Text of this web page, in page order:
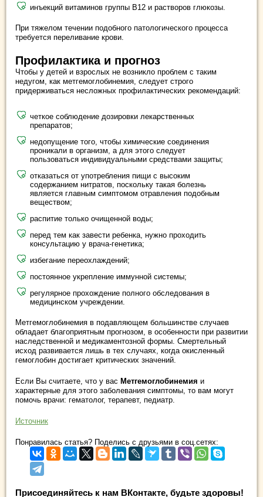
инъекций витаминов группы В12 и растворов глюкозы.
При тяжелом течении подобного патологического процесса
требуется переливание крови.
Профилактика и прогноз
Чтобы у детей и взрослых не возникло проблем с таким
недугом, как метгемоглобинемия, следует строго
придерживаться несложных профилактических рекомендаций:
четкое соблюдение дозировки лекарственных
препаратов;
недопущение того, чтобы химические соединения
проникали в организм, а для этого следует
пользоваться индивидуальными средствами защиты;
отказаться от употребления пищи с высоким
содержанием нитратов, поскольку такая болезнь
является главным симптомом отравления подобным
веществом;
распитие только очищенной воды;
перед тем как завести ребенка, нужно проходить
консультацию у врача-генетика;
избегание переохлаждений;
постоянное укрепление иммунной системы;
регулярное прохождение полного обследования в
медицинском учреждении.
Метгемоглобинемия в подавляющем большинстве случаев
обладает благоприятным прогнозом, в особенности при развитии
наследственной и медикаментозной формы. Смертельный
исход развивается лишь в тех случаях, когда окисленный
гемоглобин достигает критических значений.
Если Вы считаете, что у вас Метгемоглобинемия и
характерные для этого заболевания симптомы, то вам могут
помочь врачи: гематолог, терапевт, педиатр.
Источник
Понравилась статья? Поделись с друзьями в соц.сетях:
Присоединяйтесь к нам ВКонтакте, будьте здоровы!